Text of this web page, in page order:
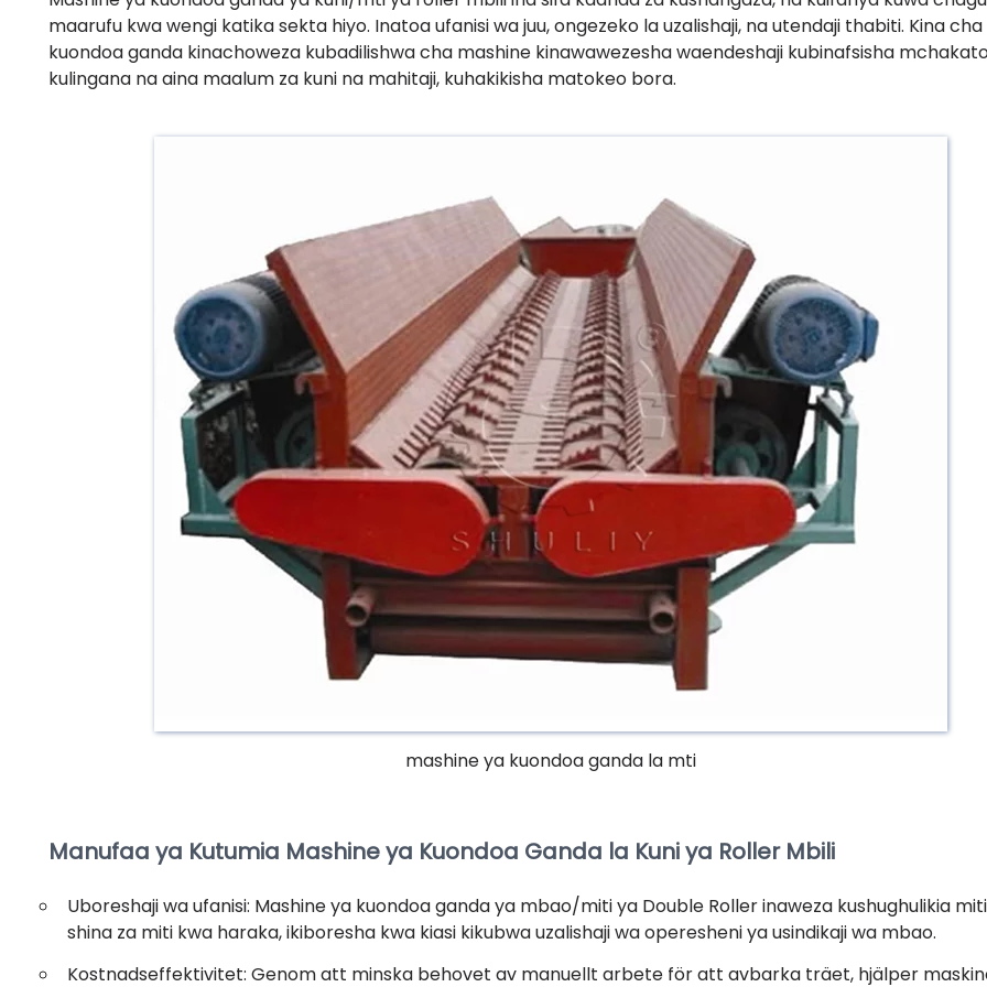
maarufu kwa wengi katika sekta hiyo. Inatoa ufanisi wa juu, ongezeko la uzalishaji, na utendaji thabiti. Kina cha
kuondoa ganda kinachoweza kubadilishwa cha mashine kinawawezesha waendeshaji kubinafsisha
kulingana na aina maalum za kuni na mahitaji, kuhakikisha matokeo bora.
mashine ya kuondoa ganda la mti
Manufaa ya Kutumia Mashine ya Kuondoa Ganda la Kuni ya Roller Mbili
Uboreshaji wa ufanisi: Mashine ya kuondoa ganda ya mbao/miti ya Double Roller inaweza kushughulikia
shina za miti kwa haraka, ikiboresha kwa kiasi kikubwa uzalishaji wa operesheni ya usindikaji wa mbao.
Kostnadseffektivitet: Genom att minska behovet av manuellt arbete för att avbarka träet, hjälper